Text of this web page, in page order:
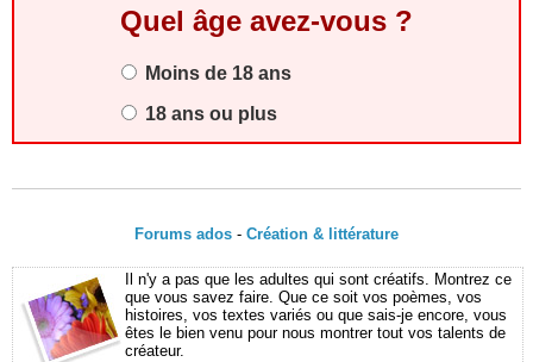
Quel âge avez-vous ?
Moins de 18 ans
18 ans ou plus
Forums ados - Création & littérature
Il n'y a pas que les adultes qui sont créatifs. Montrez ce
que vous savez faire. Que ce soit vos poèmes, vos
histoires, vos textes variés ou que sais-je encore, vous
êtes le bien venu pour nous montrer tout vos talents de
créateur.